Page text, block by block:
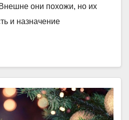
они похожи, но их
и назначение